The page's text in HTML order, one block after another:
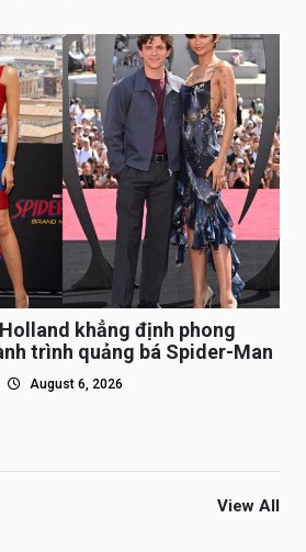
khẳng định phong
trình quảng bá Spider-Man
August 6, 2026
View All